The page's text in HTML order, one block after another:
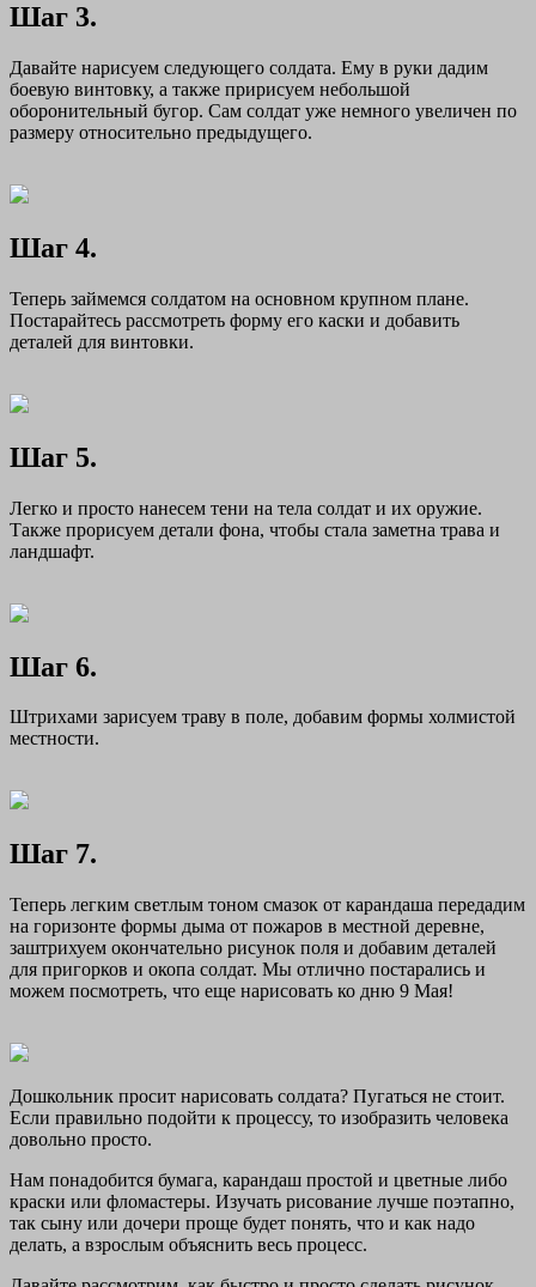
Шаг 3.
Давайте нарисуем следующего солдата. Ему в руки дадим
боевую винтовку, а также пририсуем небольшой
оборонительный бугор. Сам солдат уже немного увеличен по
размеру относительно предыдущего.
Шаг 4.
Теперь займемся солдатом на основном крупном плане.
Постарайтесь рассмотреть форму его каски и добавить
деталей для винтовки.
Шаг 5.
Легко и просто нанесем тени на тела солдат и их оружие.
Также прорисуем детали фона, чтобы стала заметна трава и
ландшафт.
Шаг 6.
Штрихами зарисуем траву в поле, добавим формы холмистой
местности.
Шаг 7.
Теперь легким светлым тоном смазок от карандаша передадим
на горизонте формы дыма от пожаров в местной деревне,
заштрихуем окончательно рисунок поля и добавим деталей
для пригорков и окопа солдат. Мы отлично постарались и
можем посмотреть, что еще нарисовать ко дню 9 Мая!
Дошкольник просит нарисовать солдата? Пугаться не стоит.
Если правильно подойти к процессу, то изобразить человека
довольно просто.
Нам понадобится бумага, карандаш простой и цветные либо
краски или фломастеры. Изучать рисование лучше поэтапно,
так сыну или дочери проще будет понять, что и как надо
делать, а взрослым объяснить весь процесс.